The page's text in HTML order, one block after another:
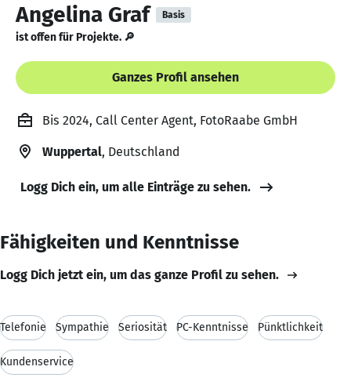
Angelina Graf Basis
ist offen für Projekte. 🔎
Ganzes Profil ansehen
Bis 2024, Call Center Agent, FotoRaabe GmbH
Wuppertal, Deutschland
Logg Dich ein, um alle Einträge zu sehen.
Fähigkeiten und Kenntnisse
Logg Dich jetzt ein, um das ganze Profil zu sehen.
Telefonie Sympathie Seriosität PC-Kenntnisse Pünktlichkeit
Kundenservice